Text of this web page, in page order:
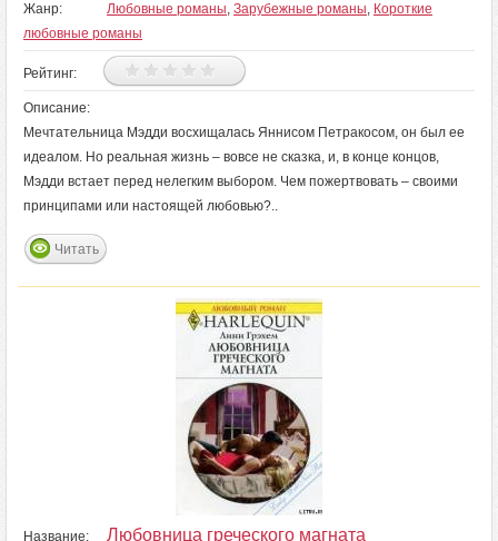
Жанр: Любовные романы, Зарубежные романы, Короткие
любовные романы
Рейтинг:
Описание:
Мечтательница Мэдди восхищалась Яннисом Петракосом, он был ее
идеалом. Но реальная жизнь – вовсе не сказка, и, в конце концов,
Мэдди встает перед нелегким выбором. Чем пожертвовать – своими
принципами или настоящей любовью?..
Читать
Название: Любовница греческого магната